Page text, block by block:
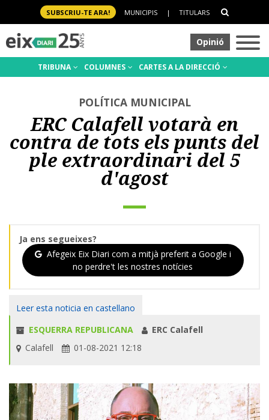
SUBSCRIU-TE ARA! MUNICIPIS | TITULARS
Opinió
TRIBUNA COLUMNES CARTES A LA DIRECCIÓ
POLÍTICA MUNICIPAL
ERC Calafell votarà en
contra de tots els punts del
ple extraordinari del 5
d'agost
Ja ens segueixes?
Afegeix Eix Diari com a mitjà preferit a Google i
no perdre't les nostres notícies
Leer esta noticia en castellano
ESQUERRA REPUBLICANA
ERC Calafell
Calafell
01-08-2021 12:18